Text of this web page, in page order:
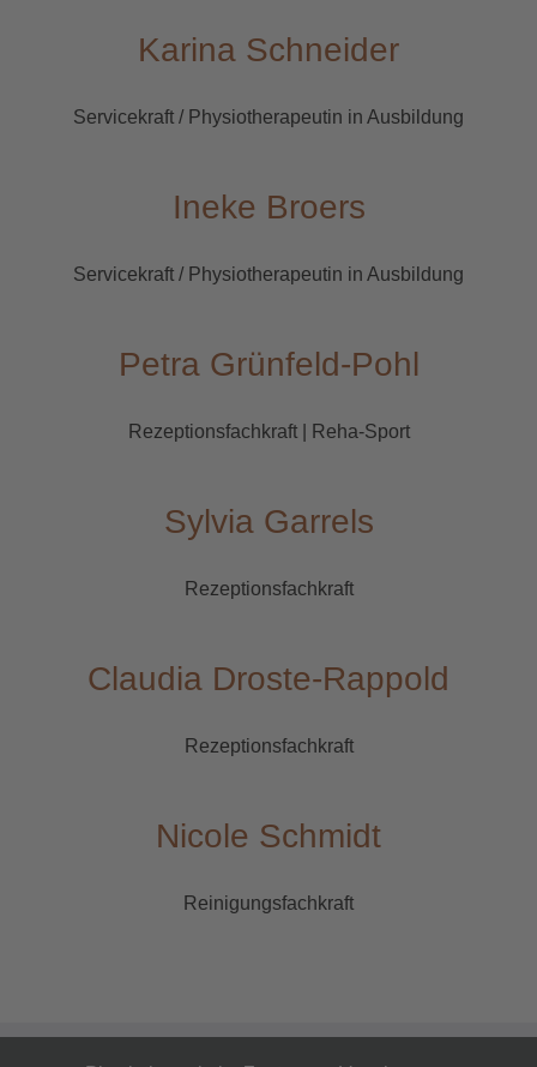
Karina Schneider
Servicekraft / Physiotherapeutin in Ausbildung
Ineke Broers
Servicekraft / Physiotherapeutin in Ausbildung
Petra Grünfeld-Pohl
Rezeptionsfachkraft | Reha-Sport
Sylvia Garrels
Rezeptionsfachkraft
Claudia Droste-Rappold
Rezeptionsfachkraft
Nicole Schmidt
Reinigungsfachkraft